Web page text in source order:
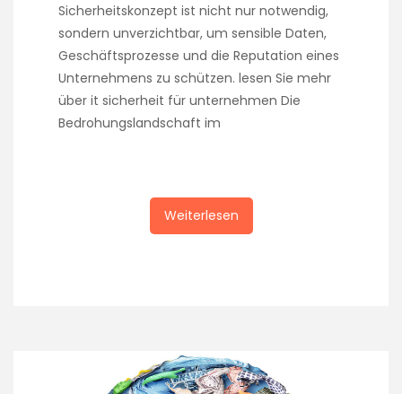
Sicherheitskonzept ist nicht nur notwendig,
sondern unverzichtbar, um sensible Daten,
Geschäftsprozesse und die Reputation eines
Unternehmens zu schützen. lesen Sie mehr
über it sicherheit für unternehmen Die
Bedrohungslandschaft im
Weiterlesen